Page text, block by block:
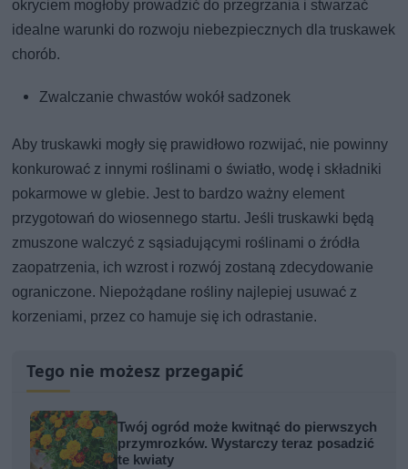
okryciem mogłoby prowadzić do przegrzania i stwarzać
idealne warunki do rozwoju niebezpiecznych dla truskawek
chorób.
Zwalczanie chwastów wokół sadzonek
Aby truskawki mogły się prawidłowo rozwijać, nie powinny
konkurować z innymi roślinami o światło, wodę i składniki
pokarmowe w glebie. Jest to bardzo ważny element
przygotowań do wiosennego startu. Jeśli truskawki będą
zmuszone walczyć z sąsiadującymi roślinami o źródła
zaopatrzenia, ich wzrost i rozwój zostaną zdecydowanie
ograniczone. Niepożądane rośliny najlepiej usuwać z
korzeniami, przez co hamuje się ich odrastanie.
Tego nie możesz przegapić
Twój ogród może kwitnąć do pierwszych
przymrozków. Wystarczy teraz posadzić
te kwiaty